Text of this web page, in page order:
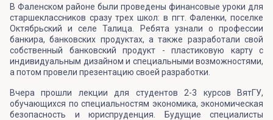
В Фаленском районе были проведены финансовые уроки для
старшеклассников сразу трех школ: в пгт. Фаленки, поселке
Октябрьский и селе Талица. Ребята узнали о профессии
банкира, банковских продуктах, а также разработали свой
собственный банковский продукт - пластиковую карту с
индивидуальным дизайном и специальными возможностями,
а потом провели презентацию своей разработки.
Вчера прошли лекции для студентов 2-3 курсов ВятГУ,
обучающихся по специальностям экономика, экономическая
безопасность и юриспруденция. Будущие специалисты